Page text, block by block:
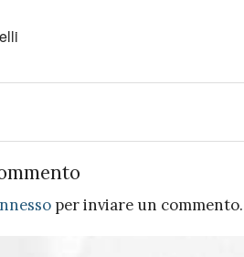
per inviare un commento.